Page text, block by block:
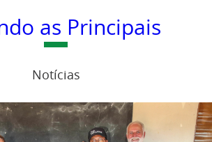
as Principais
Notícias